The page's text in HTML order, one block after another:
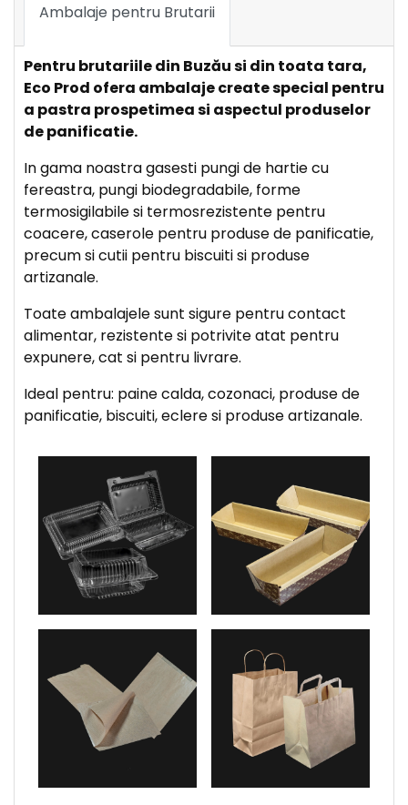
Ambalaje pentru Brutarii
Pentru brutariile din Buzău si din toata tara,
Eco Prod ofera ambalaje create special pentru
a pastra prospetimea si aspectul produselor
de panificatie.
In gama noastra gasesti pungi de hartie cu
fereastra, pungi biodegradabile, forme
termosigilabile si termosrezistente pentru
coacere, caserole pentru produse de panificatie,
precum si cutii pentru biscuiti si produse
artizanale.
Toate ambalajele sunt sigure pentru contact
alimentar, rezistente si potrivite atat pentru
expunere, cat si pentru livrare.
Ideal pentru: paine calda, cozonaci, produse de
panificatie, biscuiti, eclere si produse artizanale.